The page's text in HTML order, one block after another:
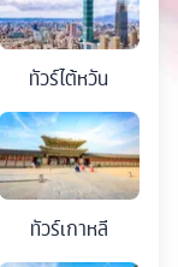
ทัวร์ไต้หวัน
ทัวร์เกาหลี